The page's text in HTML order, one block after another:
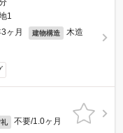
1
ヶ月 建物構造 木造
不要/1.0ヶ月